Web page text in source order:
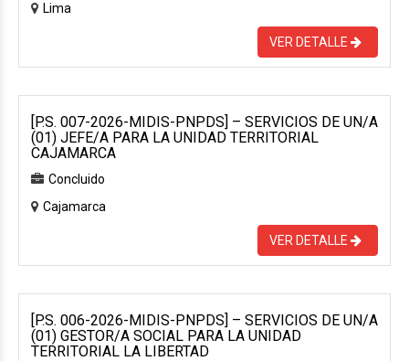
Lima
VER DETALLE
[P.S. 007-2026-MIDIS-PNPDS] – SERVICIOS DE UN/A
(01) JEFE/A PARA LA UNIDAD TERRITORIAL
CAJAMARCA
Concluido
Cajamarca
VER DETALLE
[P.S. 006-2026-MIDIS-PNPDS] – SERVICIOS DE UN/A
(01) GESTOR/A SOCIAL PARA LA UNIDAD
TERRITORIAL LA LIBERTAD